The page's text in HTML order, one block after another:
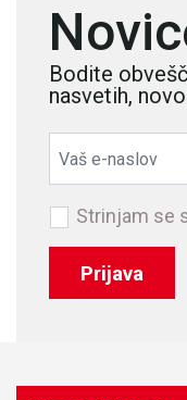
Bodite
nasvetih,
Prijava
Strinjam se